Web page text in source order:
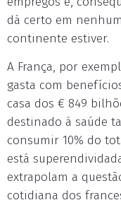
dá certo em
continente estiver.
A França, por
gasta com
casa dos € 849
destinado à saúde
consumir 10% do
está
extrapolam a
cotidiana dos